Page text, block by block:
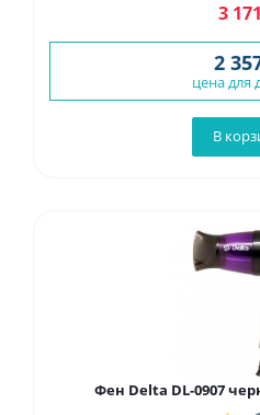
3 171
2
цена для
В
Фен Delta DL-0907